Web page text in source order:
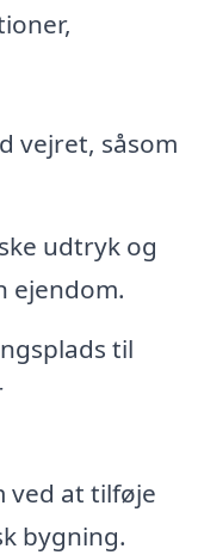
vejret, såsom
udtryk og
ejendom.
til
ved at tilføje
bygning.